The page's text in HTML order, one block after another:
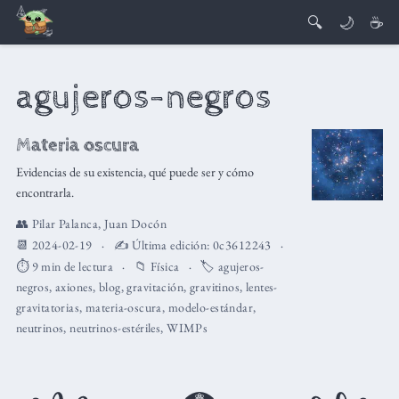
🔍 🌙 ☕
agujeros-negros
Materia oscura
Evidencias de su existencia, qué puede ser y cómo
encontrarla.
👥 Pilar Palanca, Juan Docón
📆 2024-02-19
✍️ Última edición:0c3612243
⏱️ 9 min de lectura
📁 Física 🏷️agujeros-
negros,axiones, blog,gravitación, gravitinos, lentes-
gravitatorias,materia-oscura, modelo-estándar,
neutrinos,neutrinos-estériles,WIMPs